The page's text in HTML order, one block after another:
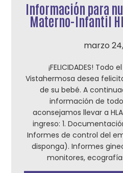
Información para
Materno-Infantil
marzo
¡FELICIDADES! Todo
Vistahermosa desea
de su bebé. A
información de
aconsejamos llevar a
ingreso: 1.
Informes de control del
disponga). Informes
monitores,